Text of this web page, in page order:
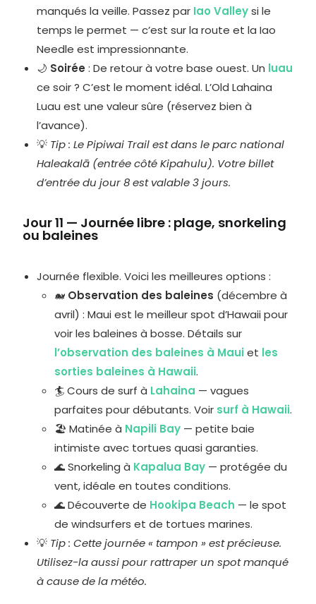
manqués la veille. Passez par Iao Valleysi le
temps le permet — c’est sur la route et la Iao
Needle est impressionnante.
🌙 Soirée : De retour à votre base ouest. Un luau
ce soir ? C’est le moment idéal. L’Old Lahaina
Luau est une valeur sûre (réservez bien à
l’avance).
💡 Tip : Le Pipiwai Trail est dans le parc national
Haleakalā (entrée côté Kipahulu). Votre billet
d’entrée du jour 8 est valable 3 jours.
Jour 11 — Journée libre : plage, snorkeling
ou baleines
Journée flexible. Voici les meilleures options :
🐋 Observation des baleines (décembre à
avril) : Maui est le meilleur spot d’Hawaii pour
voir les baleines à bosse. Détails sur
l’observation des baleines à Mauiet les
sorties baleines à Hawaii.
🏄 Cours de surf à Lahaina — vagues
parfaites pour débutants. Voir surf à Hawaii.
🏖️ Matinée à Napili Bay — petite baie
intimiste avec tortues quasi garanties.
🌊 Snorkeling à Kapalua Bay — protégée du
vent, idéale en toutes conditions.
🌊 Découverte de Hookipa Beach — le spot
de windsurfers et de tortues marines.
💡 Tip : Cette journée « tampon » est précieuse.
Utilisez-la aussi pour rattraper un spot manqué
à cause de la météo.